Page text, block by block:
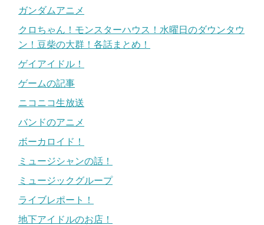
ガンダムアニメ
クロちゃん！モンスターハウス！水曜日のダウンタウ
ン！豆柴の大群！各話まとめ！
ゲイアイドル！
ゲームの記事
ニコニコ生放送
バンドのアニメ
ボーカロイド！
ミュージシャンの話！
ミュージックグループ
ライブレポート！
地下アイドルのお店！